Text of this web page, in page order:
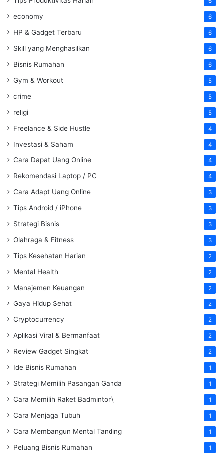
economy 6
HP & Gadget Terbaru 6
Skill yang Menghasilkan 6
Bisnis Rumahan 6
Gym & Workout 5
crime 5
religi 5
Freelance & Side Hustle 4
Investasi & Saham 4
Cara Dapat Uang Online 4
Rekomendasi Laptop / PC 4
Cara Adapt Uang Online 3
Tips Android / iPhone 3
Strategi Bisnis 3
Olahraga & Fitness 3
Tips Kesehatan Harian 2
Mental Health 2
Manajemen Keuangan 2
Gaya Hidup Sehat 2
Cryptocurrency 2
Aplikasi Viral & Bermanfaat 2
Review Gadget Singkat 2
Ide Bisnis Rumahan 1
Strategi Memilih Pasangan Ganda 1
Cara Memilih Raket Badminton\ 1
Cara Menjaga Tubuh 1
Cara Membangun Mental Tanding 1
Peluang Bisnis Rumahan 1